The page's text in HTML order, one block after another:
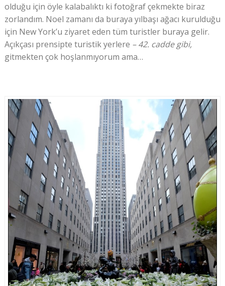
olduğu için öyle kalabalıktı ki fotoğraf çekmekte biraz
zorlandım. Noel zamanı da buraya yılbaşı ağacı kurulduğu
için New York’u ziyaret eden tüm turistler buraya gelir.
Açıkçası prensipte turistik yerlere – 42. cadde gibi,
gitmekten çok hoşlanmıyorum ama…